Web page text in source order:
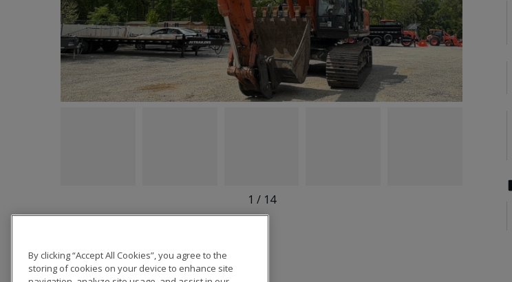
1 / 14
By clicking “Accept All Cookies”, you agree to the
storing of cookies on your device to enhance site